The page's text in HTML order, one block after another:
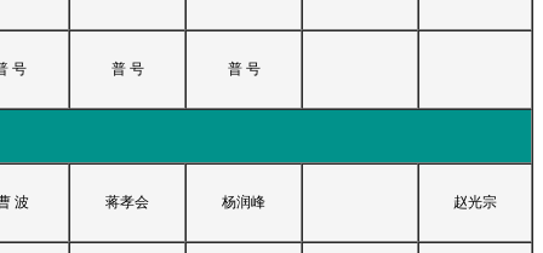
号 普 号 普 号
波 蒋孝会 杨润峰 赵光宗